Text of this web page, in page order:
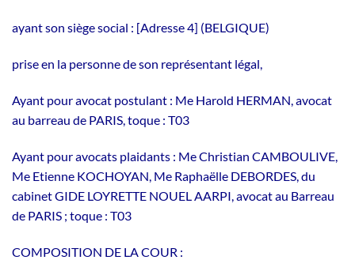
ayant son siège social : [Adresse 4] (BELGIQUE)
prise en la personne de son représentant légal,
Ayant pour avocat postulant : Me Harold HERMAN, avocat
au barreau de PARIS, toque : T03
Ayant pour avocats plaidants : Me Christian CAMBOULIVE,
Me Etienne KOCHOYAN, Me Raphaëlle DEBORDES, du
cabinet GIDE LOYRETTE NOUEL AARPI, avocat au Barreau
de PARIS ; toque : T03
COMPOSITION DE LA COUR :